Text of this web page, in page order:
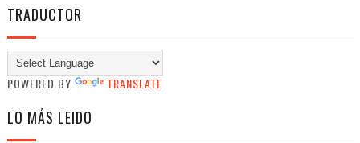
TRADUCTOR
POWERED BY TRANSLATE
LO MÁS LEIDO